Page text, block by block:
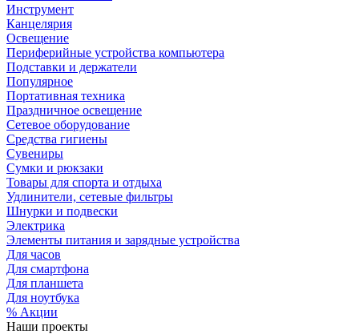
Инструмент
Канцелярия
Освещение
Периферийные устройства компьютера
Подставки и держатели
Популярное
Портативная техника
Праздничное освещение
Сетевое оборудование
Средства гигиены
Сувениры
Сумки и рюкзаки
Товары для спорта и отдыха
Удлинители, сетевые фильтры
Шнурки и подвески
Электрика
Элементы питания и зарядные устройства
Для часов
Для смартфона
Для планшета
Для ноутбука
% Акции
Наши проекты